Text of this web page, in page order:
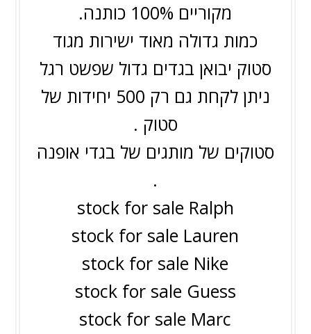
מקוריים 100% כותנה.
כמות גדולה מאוד ישירות מגוד
סטוק יבואן בגדים גדול שפשט רגל
ניתן לקחת גם רק 500 יחידות של
סטוק .
סטוקים של מותגים של בגדי אופנה
.
stock for sale Ralph
stock for sale Lauren
stock for sale Nike
stock for sale Guess
stock for sale Marc